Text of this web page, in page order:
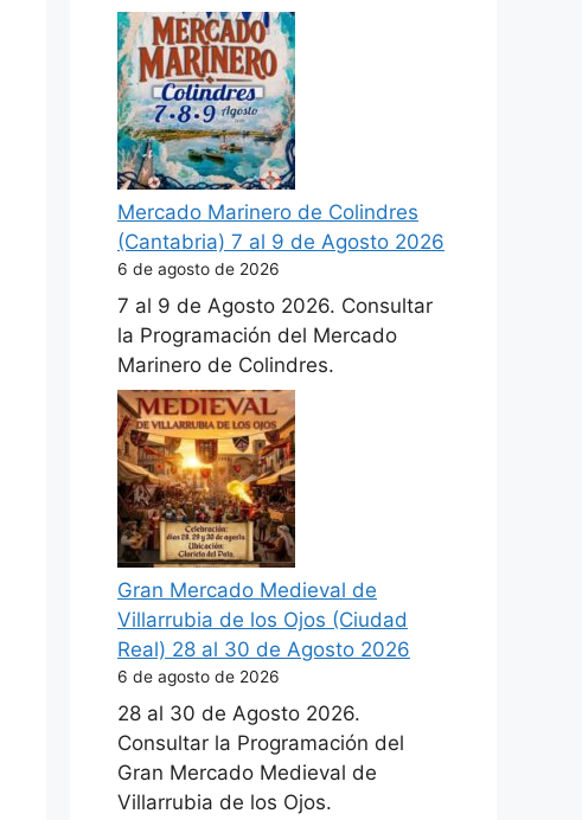
Mercado Marinero de Colindres
(Cantabria) 7 al 9 de Agosto 2026
6 de agosto de 2026
7 al 9 de Agosto 2026. Consultar
la Programación del Mercado
Marinero de Colindres.
Gran Mercado Medieval de
Villarrubia de los Ojos (Ciudad
Real) 28 al 30 de Agosto 2026
6 de agosto de 2026
28 al 30 de Agosto 2026.
Consultar la Programación del
Gran Mercado Medieval de
Villarrubia de los Ojos.